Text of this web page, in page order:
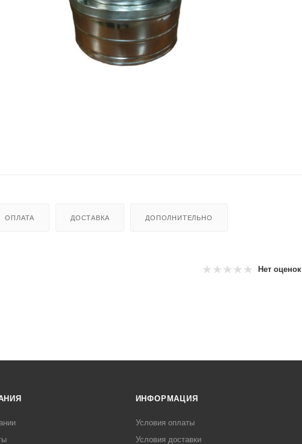
ОПЛАТА ДОСТАВКА ДОПОЛНИТЕЛЬНО
Нет оценок
ИНФОРМАЦИЯ
Условия оплаты
Условия доставки